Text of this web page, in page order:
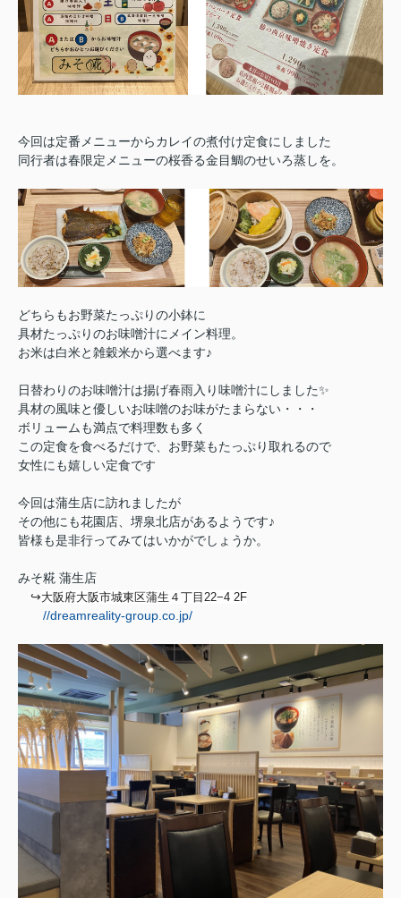
今回は定番メニューからカレイの煮付け定食にしました
同行者は春限定メニューの桜香る金目鯛のせいろ蒸しを。
どちらもお野菜たっぷりの小鉢に
具材たっぷりのお味噌汁にメイン料理。
お米は白米と雑穀米から選べます♪
日替わりのお味噌汁は揚げ春雨入り味噌汁にしました✨
具材の風味と優しいお味噌のお味がたまらない・・・
ボリュームも満点で料理数も多く
この定食を食べるだけで、お野菜もたっぷり取れるので
女性にも嬉しい定食です
今回は蒲生店に訪れましたが
その他にも花園店、堺泉北店があるようです♪
皆様も是非行ってみてはいかがでしょうか。
みそ糀 蒲生店
↪︎大阪府大阪市城東区蒲生４丁目22−4 2F
//dreamreality-group.co.jp/